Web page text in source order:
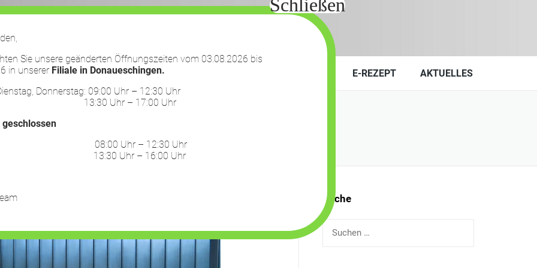
HOME LEISTUNGEN E-REZEPT AKTUELLES
in VS Suche
Suchen
Sie unsere geänderten Öffnungszeiten vom 03.08.2026 bis
in unserer Filiale in Donaueschingen.
Donnerstag: 09:00 Uhr – 12:30 Uhr
Uhr – 17:00 Uhr
geschlossen
08:00 Uhr – 12:30 Uhr
Uhr – 16:00 Uhr